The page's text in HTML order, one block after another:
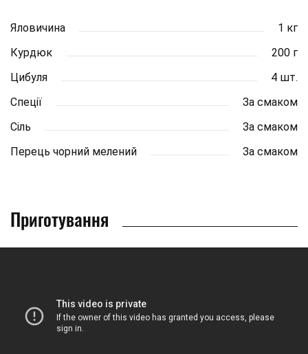
Яловичина
1 кг
Курдюк
200 г
Цибуля
4 шт.
Спеції
За смаком
Сіль
За смаком
Перець чорний мелений
За смаком
Приготування